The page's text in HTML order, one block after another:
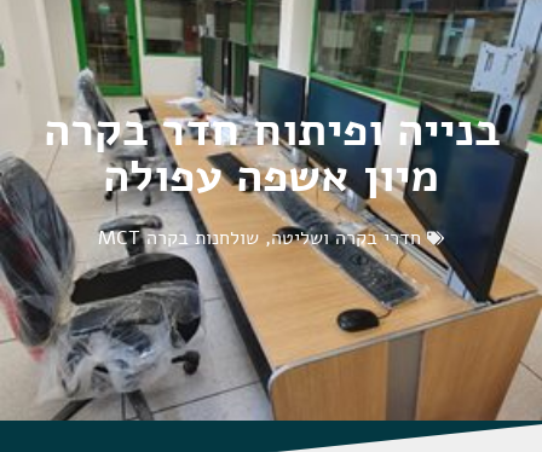
בנייה ופיתוח חדר בקרה
מיון אשפה עפולה
חדרי בקרה ושליטה, שולחנות בקרה MCT